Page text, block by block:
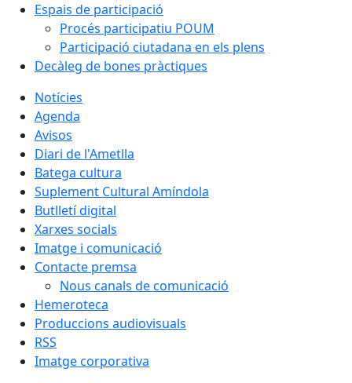
Espais de participació
Procés participatiu POUM
Participació ciutadana en els plens
Decàleg de bones pràctiques
Notícies
Agenda
Avisos
Diari de l'Ametlla
Batega cultura
Suplement Cultural Amíndola
Butlletí digital
Xarxes socials
Imatge i comunicació
Contacte premsa
Nous canals de comunicació
Hemeroteca
Produccions audiovisuals
RSS
Imatge corporativa